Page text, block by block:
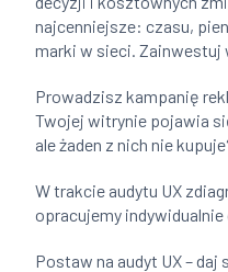
najcenniejsze: czasu,
marki w sieci. Zainwestuj
Prowadzisz kampanię
Twojej witrynie pojawia
ale żaden z nich nie
W trakcie audytu UX
opracujemy
Postaw na audyt UX –